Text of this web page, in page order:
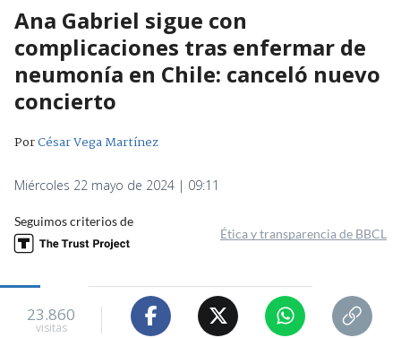
Ana Gabriel sigue con
complicaciones tras enfermar de
neumonía en Chile: canceló nuevo
concierto
PorCésar Vega Martínez
Miércoles 22 mayo de 2024 | 09:11
Seguimos criterios de
Ética y transparencia de BBCL
23.860
visitas